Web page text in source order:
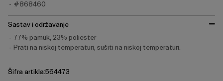
#868460
Sastav i održavanje
77% pamuk, 23% poliester
Prati na niskoj temperaturi, sušiti na niskoj temperaturi.
Šifra artikla:564473